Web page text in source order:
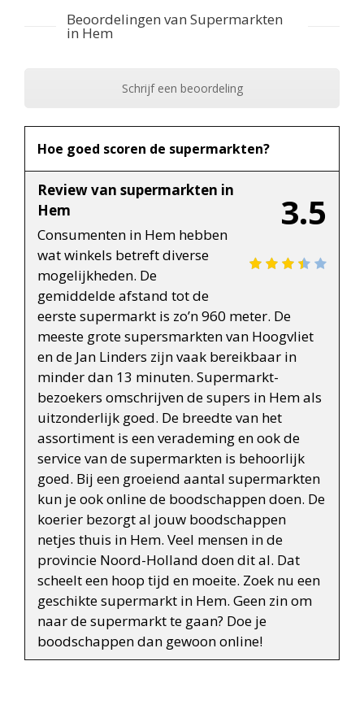
Beoordelingen van Supermarkten
in Hem
Schrijf een beoordeling
Hoe goed scoren de supermarkten?
3.5
Review van supermarkten in
Hem
Consumenten in Hem hebben
wat winkels betreft diverse
mogelijkheden. De
gemiddelde afstand tot de
eerste supermarkt is zo’n 960 meter. De
meeste grote supersmarkten van Hoogvliet
en de Jan Linders zijn vaak bereikbaar in
minder dan 13 minuten. Supermarkt-
bezoekers omschrijven de supers in Hem als
uitzonderlijk goed. De breedte van het
assortiment is een verademing en ook de
service van de supermarkten is behoorlijk
goed. Bij een groeiend aantal supermarkten
kun je ook online de boodschappen doen. De
koerier bezorgt al jouw boodschappen
netjes thuis in Hem. Veel mensen in de
provincie Noord-Holland doen dit al. Dat
scheelt een hoop tijd en moeite. Zoek nu een
geschikte supermarkt in Hem. Geen zin om
naar de supermarkt te gaan? Doe je
boodschappen dan gewoon online!